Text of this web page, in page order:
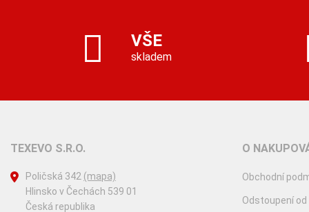
VŠE
skladem
TEXEVO S.R.O.
Poličská 342 (mapa)
Hlinsko v Čechách 539 01
Česká republika
O
Obchodní
Odstoupení